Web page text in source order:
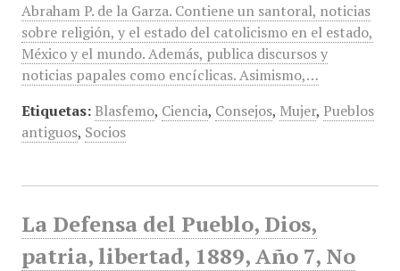
Abraham P. de la Garza. Contiene un santoral, noticias
sobre religión, y el estado del catolicismo en el estado,
México y el mundo. Además, publica discursos y
noticias papales como encíclicas. Asimismo,…
Etiquetas: Blasfemo, Ciencia, Consejos, Mujer, Pueblos
antiguos, Socios
La Defensa del Pueblo, Dios,
patria, libertad, 1889, Año 7, No